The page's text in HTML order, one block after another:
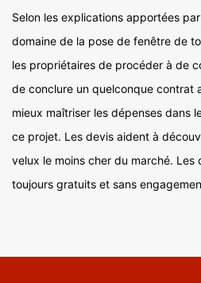
Selon les explications apportées
domaine de la pose de fenêtre de
les propriétaires de procéder à de
de conclure un quelconque contrat
mieux maîtriser les dépenses dans
ce projet. Les devis aident à
velux le moins cher du marché. Les
toujours gratuits et sans